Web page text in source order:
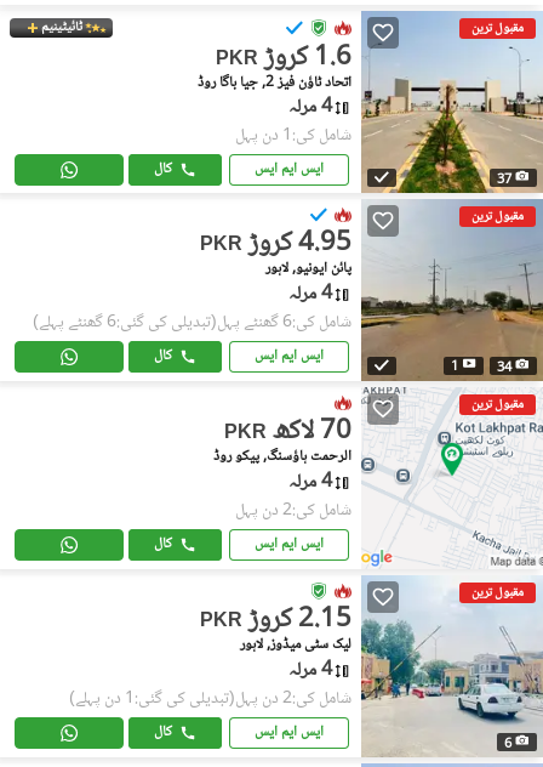
مقبول ترین
37
ٹائیٹینیم
PKR 1.6 کروڑ
اتحاد ٹاؤن فیز 2, جیا باگا روڈ
4 مرلہ
شامل کی:1 دن پہل
ایس ایم ایس کال
مقبول ترین
34
1
PKR 4.95 کروڑ
پائن ایونیو, لاہور
4 مرلہ
شامل کی:6 گھنٹے پہل (تبدیلی کی گئی:6 گھنٹے پہلے)
ایس ایم ایس کال
مقبول ترین
PKR 70 لاکھ
الرحمت ہاؤسنگ, پیکو روڈ
4 مرلہ
شامل کی:2 دن پہل
ایس ایم ایس کال
مقبول ترین
6
PKR 2.15 کروڑ
لیک سٹی میڈوز, لاہور
4 مرلہ
شامل کی:2 دن پہل (تبدیلی کی گئی:1 دن پہلے)
ایس ایم ایس کال